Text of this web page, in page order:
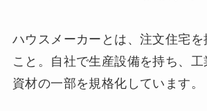
ハウスメーカーとは、注文住宅
こと。自社で生産設備を持ち、
資材の一部を規格化しています。